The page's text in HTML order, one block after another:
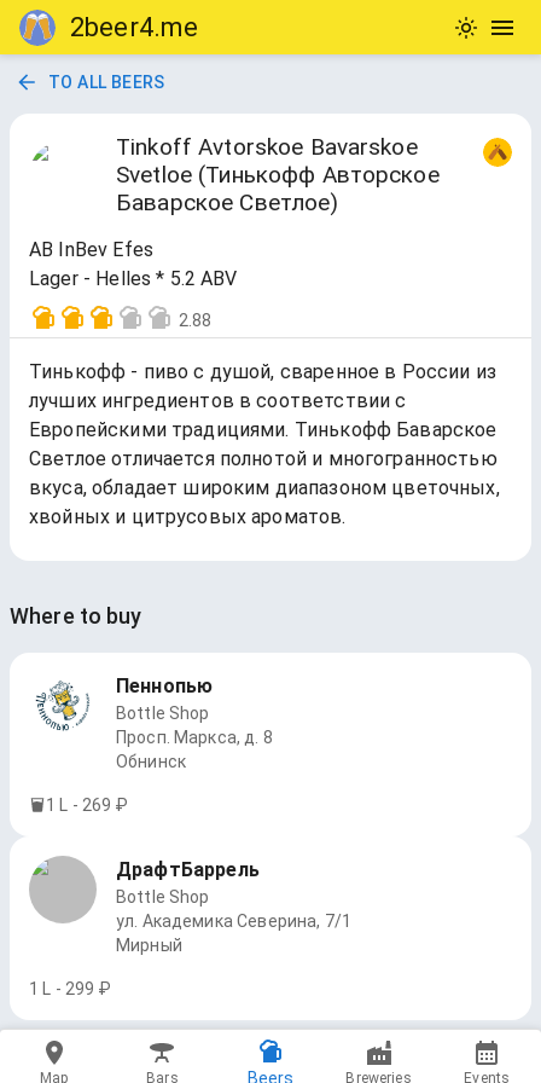
2beer4.me
TO ALL BEERS
Tinkoff Avtorskoe Bavarskoe
Svetloe (Тинькофф Авторское
Баварское Светлое)
AB InBev Efes
Lager - Helles * 5.2 ABV
2.88
Тинькофф - пиво с душой, сваренное в России из
лучших ингредиентов в соответствии с
Европейскими традициями. Тинькофф Баварское
Светлое отличается полнотой и многогранностью
вкуса, обладает широким диапазоном цветочных,
хвойных и цитрусовых ароматов.
Where to buy
Пеннопью
Bottle Shop
Просп. Маркса, д. 8
Обнинск
1 L - 269 ₽
ДрафтБаррель
Bottle Shop
ул. Академика Северина, 7/1
Мирный
1 L - 299 ₽
Map Bars Beers Breweries Events